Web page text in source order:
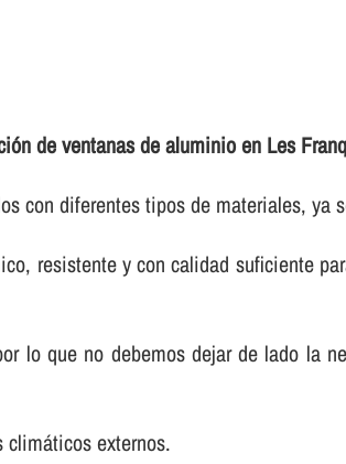
de ventanas de aluminio en Les
con diferentes tipos de materiales, ya
resistente y con calidad suficiente
lo que no debemos dejar de lado la
climáticos externos.